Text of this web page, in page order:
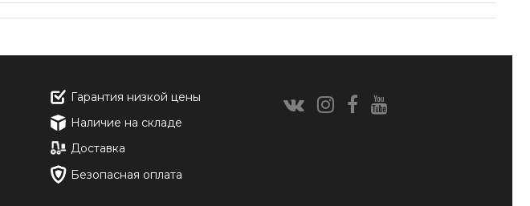
Гарантия низкой цены
Наличие на складе
Доставка
Безопасная оплата